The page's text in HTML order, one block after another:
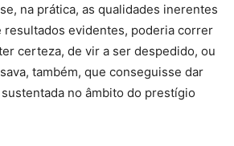
na prática, as qualidades inerentes
resultados evidentes, poderia correr
certeza, de vir a ser despedido, ou
também, que conseguisse dar
no âmbito do prestígio